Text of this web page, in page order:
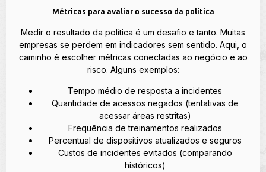
Métricas para avaliar o sucesso da política
Medir o resultado da política é um desafio e tanto. Muitas
empresas se perdem em indicadores sem sentido. Aqui, o
caminho é escolher métricas conectadas ao negócio e ao
risco. Alguns exemplos:
Tempo médio de resposta a incidentes
Quantidade de acessos negados (tentativas de
acessar áreas restritas)
Frequência de treinamentos realizados
Percentual de dispositivos atualizados e seguros
Custos de incidentes evitados (comparando
históricos)